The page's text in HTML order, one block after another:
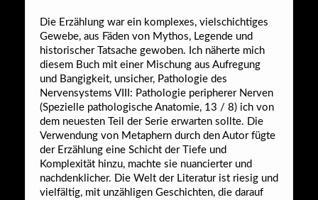
Die Erzählung war ein komplexes, vielschichtiges
Gewebe, aus Fäden von Mythos, Legende und
historischer Tatsache gewoben. Ich näherte mich
diesem Buch mit einer Mischung aus Aufregung
und Bangigkeit, unsicher, Pathologie des
Nervensystems VIII: Pathologie peripherer Nerven
(Spezielle pathologische Anatomie, 13 / 8) ich von
dem neuesten Teil der Serie erwarten sollte. Die
Verwendung von Metaphern durch den Autor fügte
der Erzählung eine Schicht der Tiefe und
Komplexität hinzu, machte sie nuancierter und
nachdenklicher. Die Welt der Literatur ist riesig und
vielfältig, mit unzähligen Geschichten, die darauf